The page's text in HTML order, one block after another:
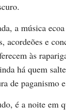
a música
acordeões e
às
há quem
de paganismo
é a noite em